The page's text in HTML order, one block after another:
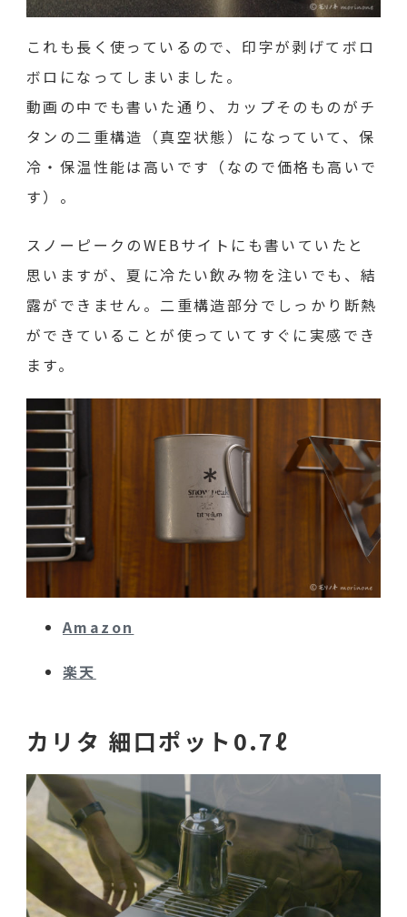
これも長く使っているので、印字が剥げてボロ
ボロになってしまいました。
動画の中でも書いた通り、カップそのものがチ
タンの二重構造（真空状態）になっていて、保
冷・保温性能は高いです（なので価格も高いで
す）。
スノーピークのWEBサイトにも書いていたと
思いますが、夏に冷たい飲み物を注いでも、結
露ができません。二重構造部分でしっかり断熱
ができていることが使っていてすぐに実感でき
ます。
Amazon
楽天
カリタ 細口ポット0.7ℓ